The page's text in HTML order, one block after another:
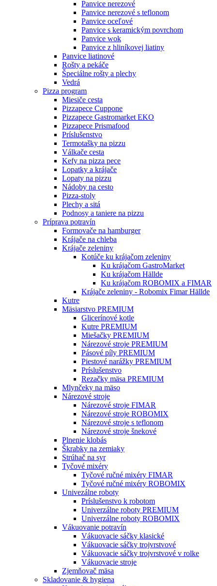
Panvice nerezové
Panvice nerezové s teflonom
Panvice oceľové
Panvice s keramickým povrchom
Panvice wok
Panvice z hliníkovej liatiny
Panvice liatinové
Rošty a pekáče
Špeciálne rošty a plechy
Vedrá
Pizza program
Miesiče cesta
Pizzapece Cuppone
Pizzapece Gastromarket EKO
Pizzapece Prismafood
Príslušenstvo
Termotašky na pizzu
Válkače cesta
Kefy na pizza pece
Lopatky a krájače
Lopaty na pizzu
Nádoby na cesto
Pizza-stoly
Plechy a sitá
Podnosy a taniere na pizzu
Príprava potravín
Formovače na hamburger
Krájače na chleba
Krájače zeleniny
Kotúče ku krájačom zeleniny
Ku krájačom GastroMarket
Ku krájačom Hällde
Ku krájačom ROBOMIX a FIMAR
Krájače zeleniny - Robomix Fimar Hällde
Kutre
Mäsiarstvo PREMIUM
Glicerínové kotle
Kutre PREMIUM
Miešačky PREMIUM
Nárezové stroje PREMIUM
Pásové píly PREMIUM
Piestové narážky PREMIUM
Príslušenstvo
Rezačky mäsa PREMIUM
Mlynčeky na mäso
Nárezové stroje
Nárezové stroje FIMAR
Nárezové stroje ROBOMIX
Nárezové stroje s teflonom
Nárezové stroje šnekové
Plnenie klobás
Škrabky na zemiaky
Strúhač na syr
Tyčové mixéry
Tyčové ručné mixéry FIMAR
Tyčové ručné mixéry ROBOMIX
Univezálne roboty
Príslušenstvo k robotom
Univerzálne roboty PREMIUM
Univerzálne roboty ROBOMIX
Vákuovanie potravín
Vákuovacie sáčky klasické
Vákuovacie sáčky trojvrstvové
Vákuovacie sáčky trojvrstvové v rolke
Vákuovacie stroje
Zjemňovač mäsa
Skladovanie & hygiena